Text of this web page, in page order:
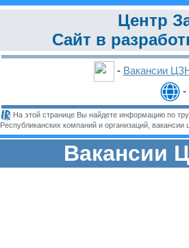
Центр
Сайт в
- Вакансии
-
На этой странице Вы найдете информацию по
Республиканских компаний и организаций,
Вакансии